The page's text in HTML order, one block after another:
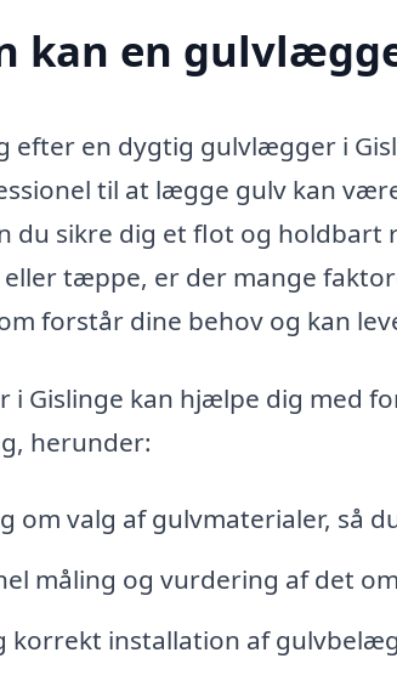
kan en
efter en dygtig gulvlægger i
til at lægge gulv kan
du sikre dig et flot og
tæppe, er der mange
forstår dine behov og kan
i Gislinge kan hjælpe dig med
herunder:
om valg af gulvmaterialer, så
måling og vurdering af det
korrekt installation af